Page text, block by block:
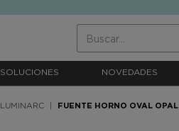
SOLUCIONES NOVEDADES
LUMINARC FUENTE HORNO OVAL OPAL